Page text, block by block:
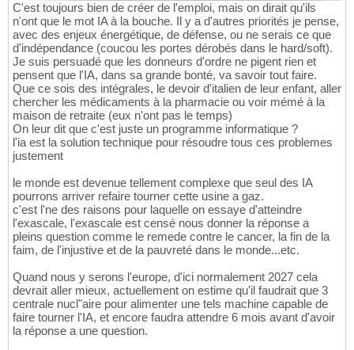
C'est toujours bien de créer de l'emploi, mais on dirait qu'ils
n'ont que le mot IA à la bouche. Il y a d'autres priorités je pense,
avec des enjeux énergétique, de défense, ou ne serais ce que
d'indépendance (coucou les portes dérobés dans le hard/soft).
Je suis persuadé que les donneurs d'ordre ne pigent rien et
pensent que l'IA, dans sa grande bonté, va savoir tout faire.
Que ce sois des intégrales, le devoir d'italien de leur enfant, aller
chercher les médicaments à la pharmacie ou voir mémé à la
maison de retraite (eux n'ont pas le temps)
On leur dit que c'est juste un programme informatique ?
l'ia est la solution technique pour résoudre tous ces problemes
justement
le monde est devenue tellement complexe que seul des IA
pourrons arriver refaire tourner cette usine a gaz.
c'est l'ne des raisons pour laquelle on essaye d'atteindre
l'exascale, l'exascale est censé nous donner la réponse a
pleins question comme le remede contre le cancer, la fin de la
faim, de l'injustive et de la pauvreté dans le monde...etc.
Quand nous y serons l'europe, d'ici normalement 2027 cela
devrait aller mieux, actuellement on estime qu'il faudrait que 3
centrale nucl"aire pour alimenter une tels machine capable de
faire tourner l'IA, et encore faudra attendre 6 mois avant d'avoir
la réponse a une question.